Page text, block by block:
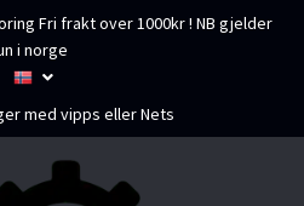
Fri frakt over 1000kr ! NB gjelder
i norge
med vipps eller Nets